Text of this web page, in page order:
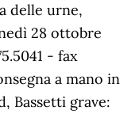
delle urne,
28 ottobre
- fax
a mano in
Bassetti grave: